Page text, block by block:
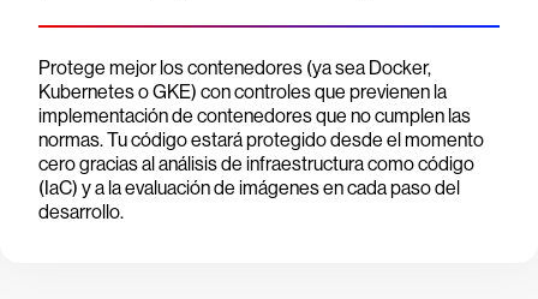
Protege mejor los contenedores (ya sea Docker,
Kubernetes o GKE) con controles que previenen la
implementación de contenedores que no cumplen las
normas. Tu código estará protegido desde el momento
cero gracias al análisis de infraestructura como código
(IaC) y a la evaluación de imágenes en cada paso del
desarrollo.